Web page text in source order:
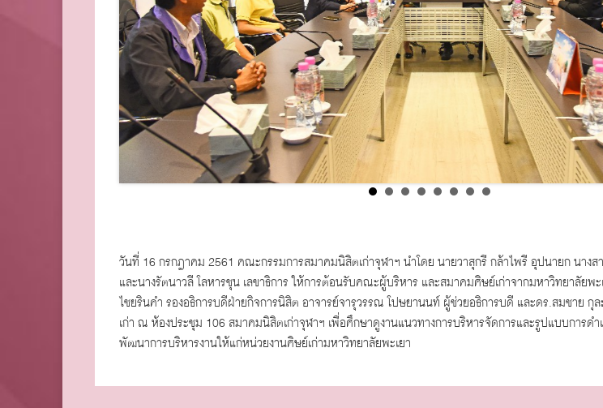
วันที่ 16 กรกฎาคม 2561 คณะกรรมการสมาคมนิสิตเก่าจุฬาฯ นำโดย นายวาสุกรี กล้าไพรี อุปนายก นาง
และนางรัตนาวลี โลหารชุน เลขาธิการ ให้การต้อนรับคณะผู้บริหาร และสมาคมศิษย์เก่าจากมหาวิทยาลัยพ
ไชยรินคำ รองอธิการบดีฝ่ายกิจการนิสิต อาจารย์จารุวรรณ โปษยานนท์ ผู้ช่วยอธิการบดี และดร.สมชาย
เก่า ณ ห้องประชุม 106 สมาคมนิสิตเก่าจุฬาฯ เพื่อศึกษาดูงานแนวทางการบริหารจัดการและรูปแบบการดำ
พัฒนาการบริหารงานให้แก่หน่วยงานศิษย์เก่ามหาวิทยาลัยพะเยา